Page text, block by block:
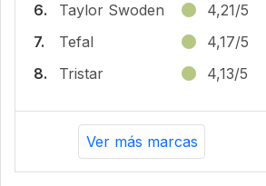
6.
‎Taylor Swoden
4,21/5
7.
Tefal
4,17/5
8.
Tristar 4,13/5
Ver más marcas